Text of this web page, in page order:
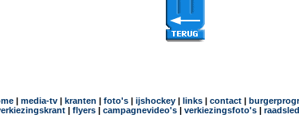
| media-tv| kranten | foto's| ijshockey| links| contact|
| flyers | campagnevideo's | verkiezingsfoto's |